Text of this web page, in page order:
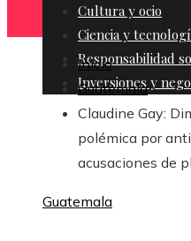
Cultura y ocio
Ciencia y
Responsabilidad
Inversiones y
Inicio
Guatemala
Claudine Gay:
polémica por
acusaciones de
Guatemala